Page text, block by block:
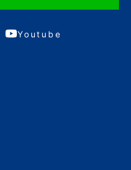
Youtube